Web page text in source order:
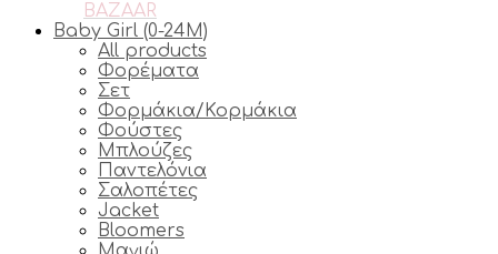
BAZAAR
Baby Girl (0-24M)
All products
Φορέματα
Σετ
Φορμάκια/Κορμάκια
Φούστες
Μπλούζες
Παντελόνια
Σαλοπέτες
Jacket
Bloomers